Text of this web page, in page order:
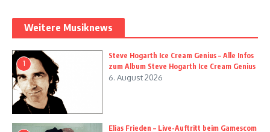
Weitere Musiknews
1
Steve Hogarth Ice Cream Genius – Alle Infos
zum Album Steve Hogarth Ice Cream Genius
6. August 2026
Elias Frieden – Live-Auftritt beim Gamescom